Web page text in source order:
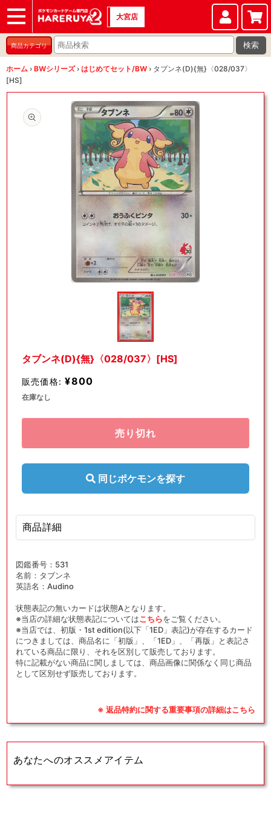
ショップ
店頭買取
店舗
イベント
大宮店
商品カテゴリ 検索
ホーム › BWシリーズ › はじめてセット/BW › タブンネ(D){無}〈028/037〉
[HS]
(1)
を
タブンネ(D){無}〈028/037〉[HS]
販売価格: ¥800
在庫なし
売り切れ
同じポケモンを探す
商品詳細
図鑑番号：531
名前：タブンネ
英語名：Audino
状態表記の無いカードは状態Aとなります。
※当店の詳細な状態表記についてはこちらをご覧ください。
※当店では、初版・1st edition(以下「1ED」表記)が存在するカード
につきましては、商品名に「初版」、「1ED」、「再版」と表記さ
れている商品に限り、それを区別して販売しております。
特に記載がない商品に関しましては、商品画像に関係なく同じ商品
として区別せず販売しております。
※ 返品特約に関する重要事項の詳細はこちら
あなたへのオススメアイテム